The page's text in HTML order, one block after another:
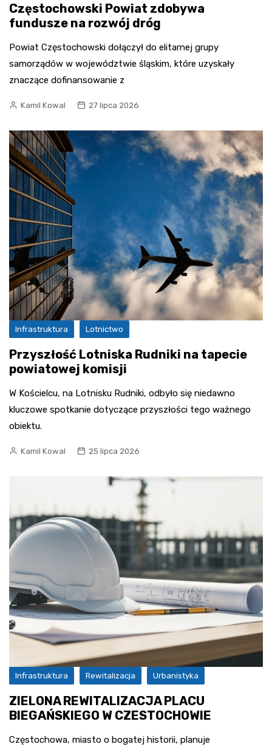
Częstochowski Powiat zdobywa
fundusze na rozwój dróg
Powiat Częstochowski dołączył do elitarnej grupy
samorządów w województwie śląskim, które uzyskały
znaczące dofinansowanie z
Kamil Kowal 27 lipca 2026
Infrastruktura Lotnictwo
Przyszłość Lotniska Rudniki na tapecie
powiatowej komisji
W Kościelcu, na Lotnisku Rudniki, odbyło się niedawno
kluczowe spotkanie dotyczące przyszłości tego ważnego
obiektu.
Kamil Kowal 25 lipca 2026
Infrastruktura Rewitalizacja Urbanistyka
ZIELONA REWITALIZACJA PLACU
BIEGAŃSKIEGO W CZESTOCHOWIE
Częstochowa, miasto o bogatej historii, planuje